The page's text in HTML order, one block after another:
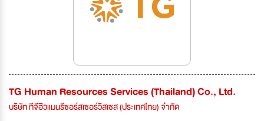
TG Human Resources Services (Thailand) Co., Ltd.
บริษัท ทีจีฮิวแมนรีซอร์สเซอร์วิสเซส (ประเทศไทย) จำกัด